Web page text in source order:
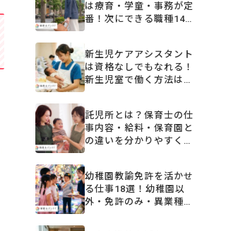
は療育・学童・事務が定
番！次にできる職種14
新生児ケアアシスタント
は資格なしでもなれる！
新生児室で働く方法は？
託児所とは？保育士の仕
事内容・給料・保育園と
の違いを分かりやすく解
幼稚園教諭免許を活かせ
る仕事18選！幼稚園以
外・免許のみ・異業種の